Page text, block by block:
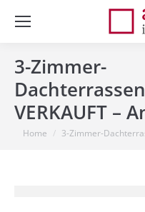
3-Zimmer-
VERKAUFT –
You are here:
Home 3-Zimmer-